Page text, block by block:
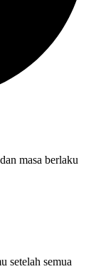
masa berlaku
setelah semua